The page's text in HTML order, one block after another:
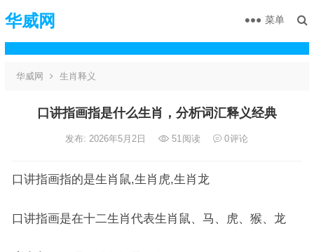
华威网 菜单
华威网 生肖释义
口讲指画指是什么生肖，分析词汇释义经典
发布: 2026年5月2日 51阅读 0评论
口讲指画指的是生肖鼠,生肖虎,生肖龙
口讲指画是在十二生肖代表生肖鼠、马、虎、猴、龙